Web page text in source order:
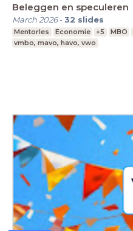
Beleggen en speculeren
March 2026-32 slides
Mentorles Economie +5 MBO
vmbo, mavo, havo, vwo